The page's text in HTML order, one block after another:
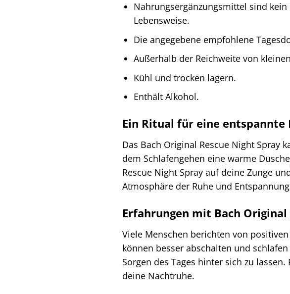
Nahrungsergänzungsmittel sind
Lebensweise.
Die angegebene empfohlene
Außerhalb der Reichweite von
Kühl und trocken lagern.
Enthält Alkohol.
Ein Ritual für eine entspannte
Das Bach Original Rescue Night
dem Schlafengehen eine warme
Rescue Night Spray auf deine Zunge
Atmosphäre der Ruhe und
Erfahrungen mit Bach Original
Viele Menschen berichten von
können besser abschalten und
Sorgen des Tages hinter sich zu
deine Nachtruhe.